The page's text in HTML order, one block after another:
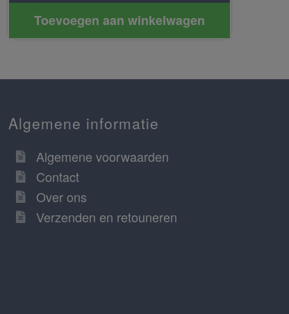
Toevoegen aan winkelwagen
Algemene informatie
Algemene voorwaarden
Contact
Over ons
Verzenden en retouneren